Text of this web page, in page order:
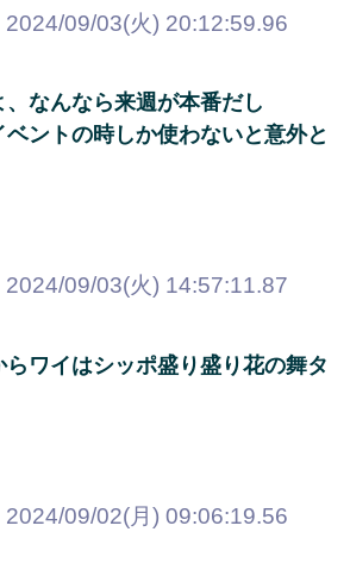
2024/09/03(火) 20:12:59.96
なんなら来週が本番だし
ントの時しか使わないと意外と
2024/09/03(火) 14:57:11.87
ワイはシッポ盛り盛り花の舞タ
2024/09/02(月) 09:06:19.56